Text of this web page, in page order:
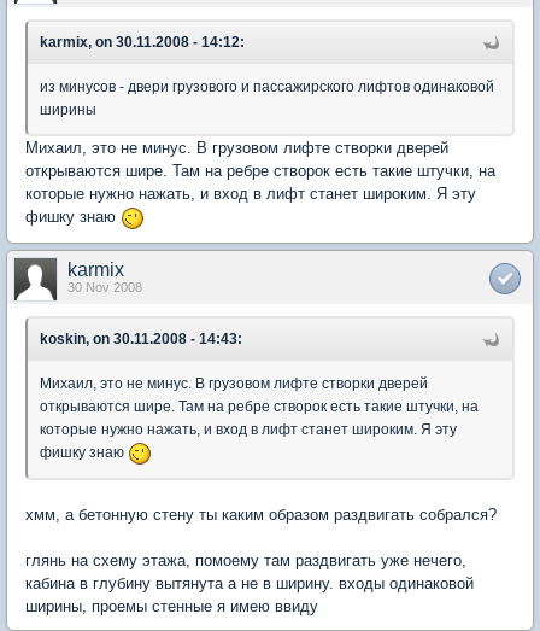
karmix, on 30.11.2008 - 14:12:
из минусов - двери грузового и пассажирского лифтов одинаковой
ширины
Михаил, это не минус. В грузовом лифте створки дверей
открываются шире. Там на ребре створок есть такие штучки, на
которые нужно нажать, и вход в лифт станет широким. Я эту
фишку знаю
karmix
30 Nov 2008
koskin, on 30.11.2008 - 14:43:
Михаил, это не минус. В грузовом лифте створки дверей
открываются шире. Там на ребре створок есть такие штучки, на
которые нужно нажать, и вход в лифт станет широким. Я эту
фишку знаю
хмм, а бетонную стену ты каким образом раздвигать собрался?
глянь на схему этажа, помоему там раздвигать уже нечего,
кабина в глубину вытянута а не в ширину. входы одинаковой
ширины, проемы стенные я имею ввиду